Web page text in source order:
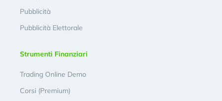
Pubblicità
Pubblicità Elettorale
Strumenti Finanziari
Trading Online Demo
Corsi (Premium)